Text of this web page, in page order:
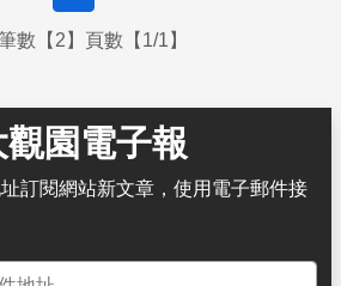
數【2】頁數【1/1】
園電子報
訂閱網站新文章，使用電子郵件接